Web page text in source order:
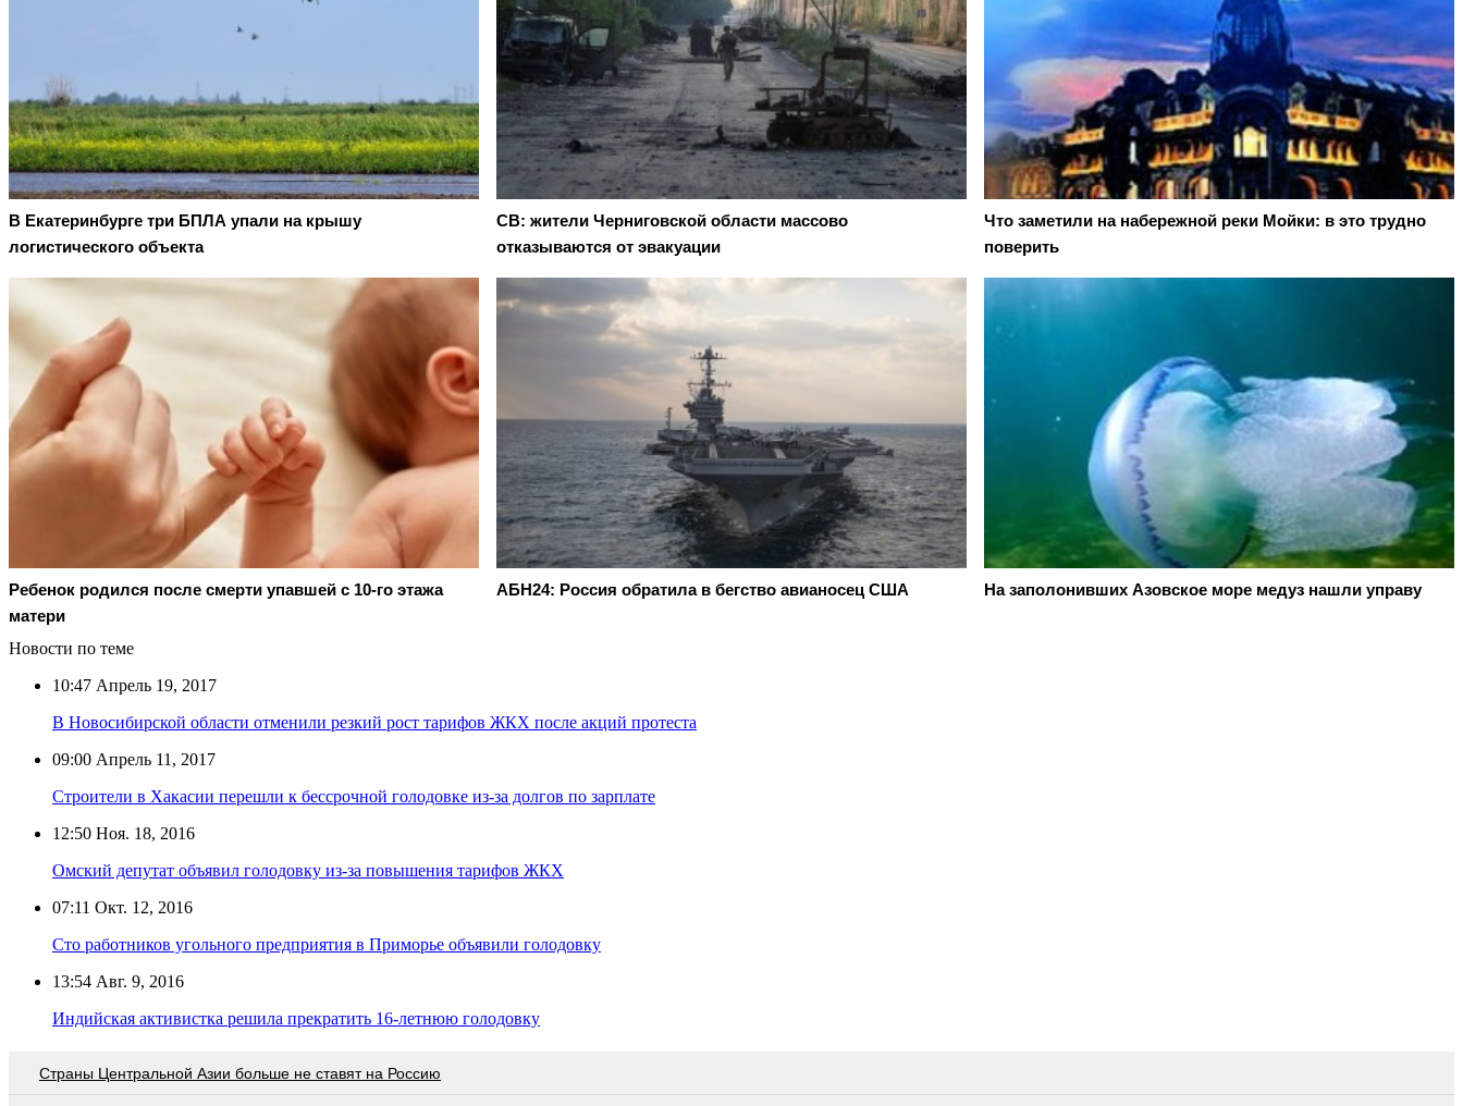
В Екатеринбурге три БПЛА упали на крышу
логистического объекта
СВ: жители Черниговской области массово
отказываются от эвакуации
Что заметили на набережной реки Мойки: в это трудно
поверить
Ребенок родился после смерти упавшей с 10-го этажа
матери
АБН24: Россия обратила в бегство авианосец США На заполонивших Азовское море медуз нашли управу
Новости по теме
10:47 Апрель 19, 2017
В Новосибирской области отменили резкий рост тарифов ЖКХ после акций протеста
09:00 Апрель 11, 2017
Строители в Хакасии перешли к бессрочной голодовке из-за долгов по зарплате
12:50 Ноя. 18, 2016
Омский депутат объявил голодовку из-за повышения тарифов ЖКХ
07:11 Окт. 12, 2016
Сто работников угольного предприятия в Приморье объявили голодовку
13:54 Авг. 9, 2016
Индийская активистка решила прекратить 16-летнюю голодовку
Страны Центральной Азии больше не ставят на Россию